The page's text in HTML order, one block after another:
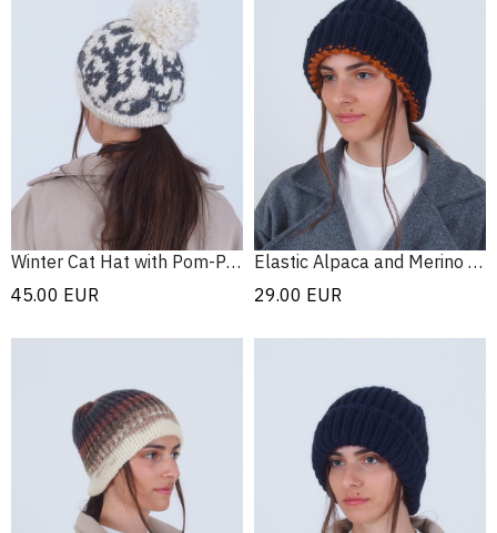
Winter Cat Hat with Pom-Pom
45.00 EUR
Elastic Alpaca and Merino Hat
29.00 EUR